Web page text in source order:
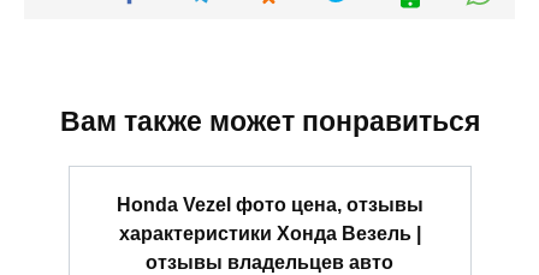
Вам также может понравиться
Honda Vezel фото цена, отзывы
характеристики Хонда Везель |
отзывы владельцев авто